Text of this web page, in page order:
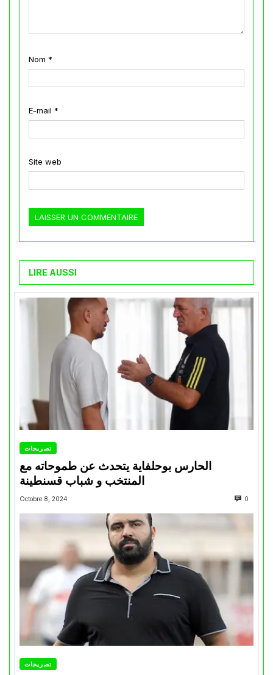
Nom *
E-mail *
Site web
LIRE AUSSI
تصريحات
الحارس بوحلفاية يتحدث عن طموحاته مع
المنتخب و شباب قسنطينة
Octobre 8, 2024 0
تصريحات